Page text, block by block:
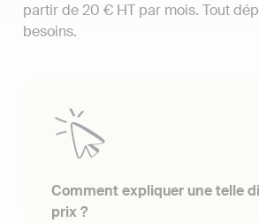
partir de 20 € HT par mois. Tout
besoins.
Comment expliquer une telle
prix ?